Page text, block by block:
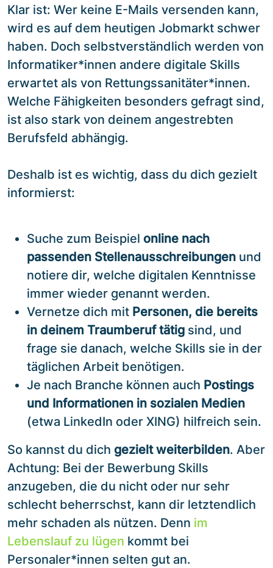
Klar ist: Wer keine E-Mails versenden kann,
wird es auf dem heutigen Jobmarkt schwer
haben. Doch selbstverständlich werden von
Informatiker*innen andere digitale Skills
erwartet als von Rettungssanitäter*innen.
Welche Fähigkeiten besonders gefragt sind,
ist also stark von deinem angestrebten
Berufsfeld abhängig.
Deshalb ist es wichtig, dass du dich gezielt
informierst:
Suche zum Beispiel online nach
passenden Stellenausschreibungen und
notiere dir, welche digitalen Kenntnisse
immer wieder genannt werden.
Vernetze dich mit Personen, die bereits
in deinem Traumberuf tätig sind, und
frage sie danach, welche Skills sie in der
täglichen Arbeit benötigen.
Je nach Branche können auch Postings
und Informationen in sozialen Medien
(etwa LinkedIn oder XING) hilfreich sein.
So kannst du dich gezielt weiterbilden. Aber
Achtung: Bei der Bewerbung Skills
anzugeben, die du nicht oder nur sehr
schlecht beherrschst, kann dir letztendlich
mehr schaden als nützen. Denn im
Lebenslauf zu lügen kommt bei
Personaler*innen selten gut an.